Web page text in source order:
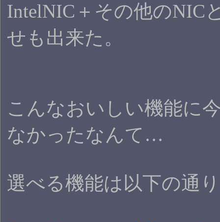
IntelNIC＋その他のNIC
せも出来た。
こんなおいしい機能に
なかったなんて…
選べる機能は以下の通